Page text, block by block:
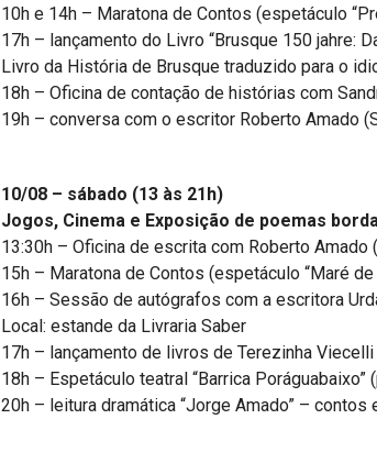
10h e 14h – Maratona de Contos (espetáculo
17h – lançamento do Livro “Brusque 150 jahre:
Livro da História de Brusque traduzido para o
18h – Oficina de contação de histórias com
19h – conversa com o escritor Roberto Amado
10/08 – sábado (13 às 21h)
Jogos, Cinema e Exposição de poemas
13:30h – Oficina de escrita com Roberto Amado
15h – Maratona de Contos (espetáculo “Maré
16h – Sessão de autógrafos com a escritora
Local: estande da Livraria Saber
17h – lançamento de livros de Terezinha Viecelli
18h – Espetáculo teatral “Barrica Poráguabaixo”
20h – leitura dramática “Jorge Amado” – contos